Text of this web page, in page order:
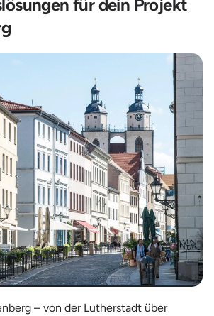
für dein Projekt
– von der Lutherstadt über